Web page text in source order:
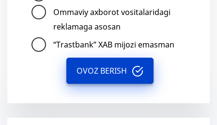
Ommaviy axborot vositalaridagi
reklamaga asosan
“Trastbank” XAB mijozi emasman
OVOZ BERISH